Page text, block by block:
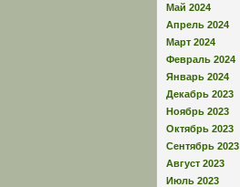
Май 2024
Апрель 2024
Март 2024
Февраль 2024
Январь 2024
Декабрь 2023
Ноябрь 2023
Октябрь 2023
Сентябрь 2023
Август 2023
Июль 2023